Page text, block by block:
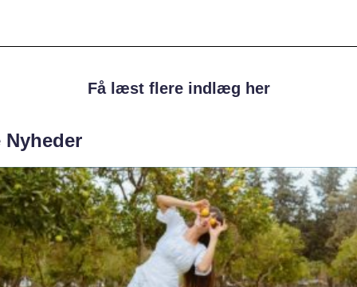
Få læst flere indlæg her
Nyheder